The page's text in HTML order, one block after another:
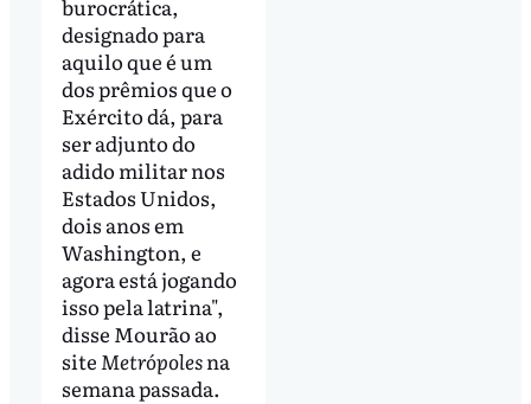
burocrática,
designado para
aquilo que é um
dos prêmios que o
Exército dá, para
ser adjunto do
adido militar nos
Estados Unidos,
dois anos em
Washington, e
agora está jogando
isso pela latrina",
disse Mourão ao
site Metrópolesna
semana passada.